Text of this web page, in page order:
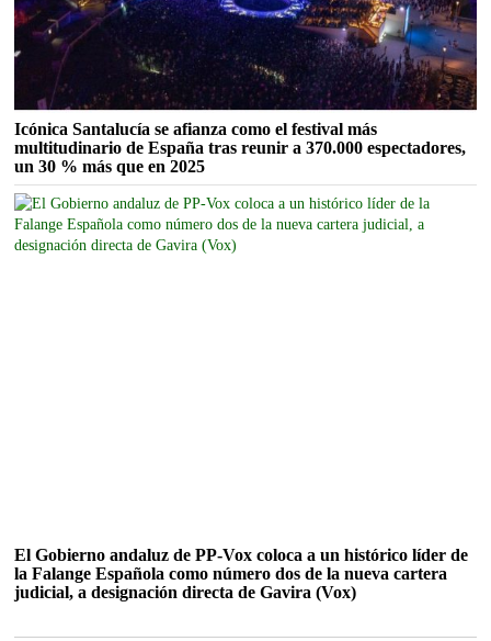
Icónica Santalucía se afianza como el festival más
multitudinario de España tras reunir a 370.000 espectadores,
un 30 % más que en 2025
El Gobierno andaluz de PP-Vox coloca a un histórico líder de
la Falange Española como número dos de la nueva cartera
judicial, a designación directa de Gavira (Vox)